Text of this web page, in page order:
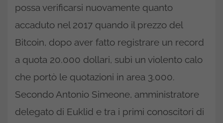
possa verificarsi nuovamente quanto
accaduto nel 2017 quando il prezzo del
Bitcoin, dopo aver fatto registrare un record
a quota 20.000 dollari, subì un violento calo
che portò le quotazioni in area 3.000.
Secondo Antonio Simeone, amministratore
delegato di Euklid e tra i primi conoscitori di